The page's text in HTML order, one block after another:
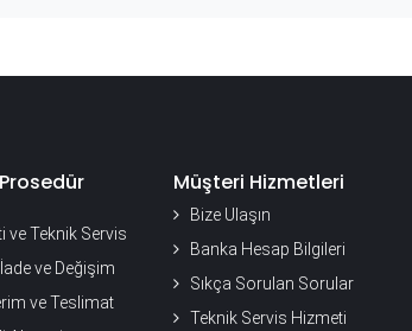
ve Teknik Servis
ve Değişim
ve Teslimat
Müşteri Hizmetleri
Bize Ulaşın
Banka Hesap Bilgileri
Sıkça Sorulan Sorular
Teknik Servis Hizmeti